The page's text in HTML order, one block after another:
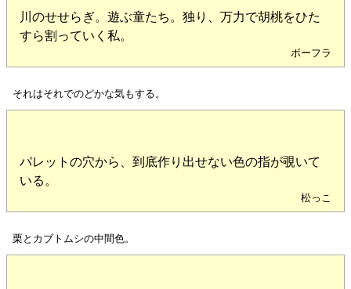
川のせせらぎ。遊ぶ童たち。独り、万力で胡桃をひた
すら割っていく私。
ボーフラ
それはそれでのどかな気もする。
パレットの穴から、到底作り出せない色の指が覗いて
いる。
松っこ
栗とカブトムシの中間色。